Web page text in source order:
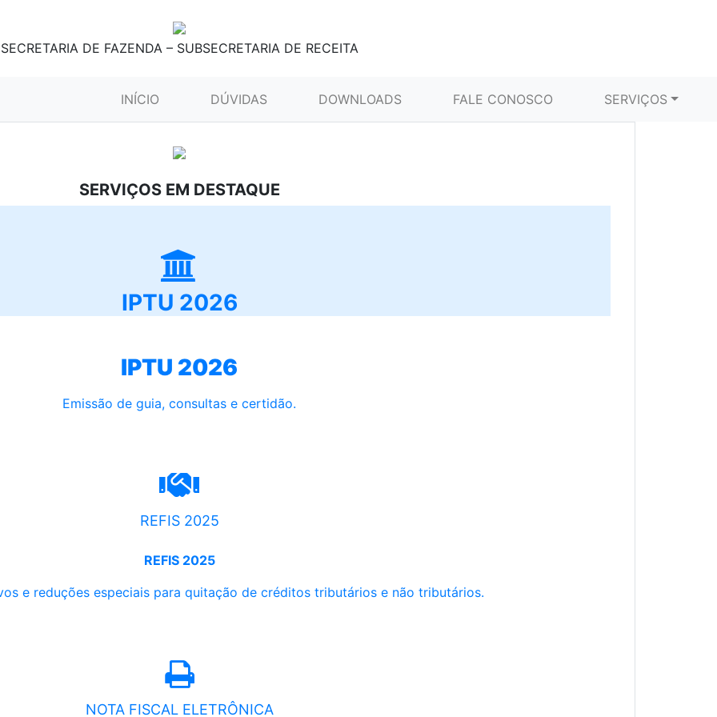
SECRETARIA DE FAZENDA – SUBSECRETARIA DE RECEITA
INÍCIO (CURRENT)DÚVIDAS DOWNLOADS FALE CONOSCO SERVIÇOS
SERVIÇOS EM DESTAQUE
IPTU 2026
IPTU 2026
Emissão de guia, consultas e certidão.
REFIS 2025
REFIS 2025
e reduções especiais para quitação de créditos tributários e não tributários.
NOTA FISCAL ELETRÔNICA